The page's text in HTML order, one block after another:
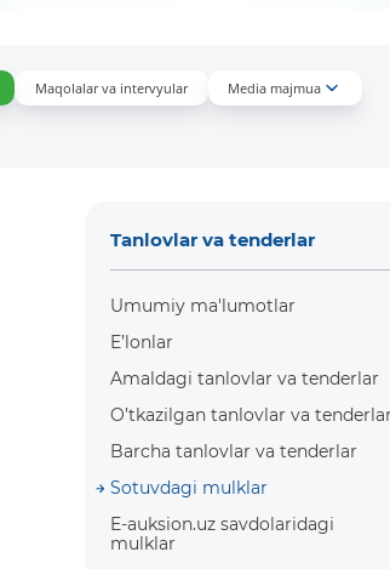
Maqolalar va intervyular
Media majmua
Tanlovlar va tenderlar
Umumiy ma'lumotlar
E’lonlar
Amaldagi tanlovlar va tenderlar
O’tkazilgan tanlovlar va tenderlar
Barcha tanlovlar va tenderlar
Sotuvdagi mulklar
E-auksion.uz savdolaridagi
mulklar